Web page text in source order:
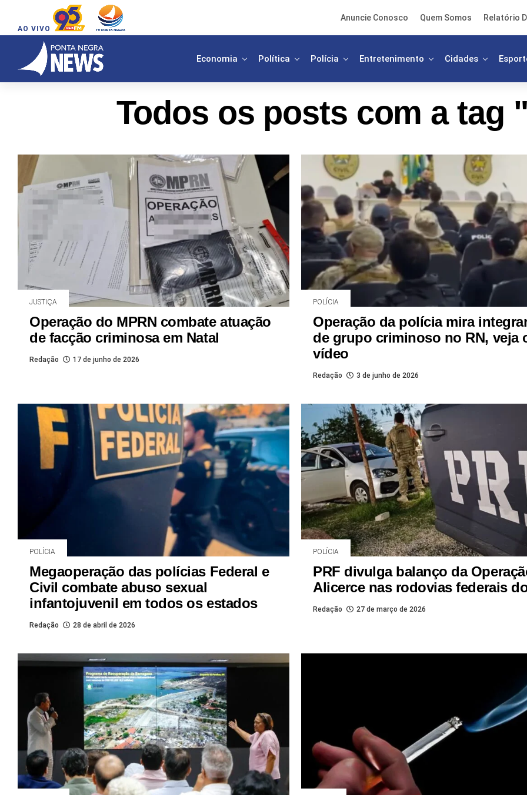
AO VIVO
Anuncie Conosco Quem Somos Relatório
Economia Política Polícia Entretenimento Cidades
Todos os posts com a tag
JUSTIÇA
Operação do MPRN combate atuação
de facção criminosa em Natal
Redação 17 de junho de 2026
POLÍCIA
Operação da polícia mira
de grupo criminoso no RN, veja
vídeo
Redação 3 de junho de 2026
POLÍCIA
Megaoperação das polícias Federal e
Civil combate abuso sexual
infantojuvenil em todos os estados
Redação 28 de abril de 2026
POLÍCIA
PRF divulga balanço da
Alicerce nas rodovias federais
Redação 27 de março de 2026